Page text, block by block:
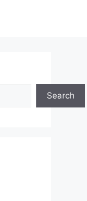
Search